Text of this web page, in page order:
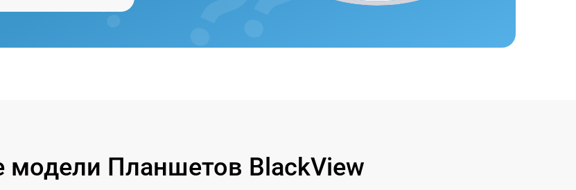
модели Планшетов BlackView